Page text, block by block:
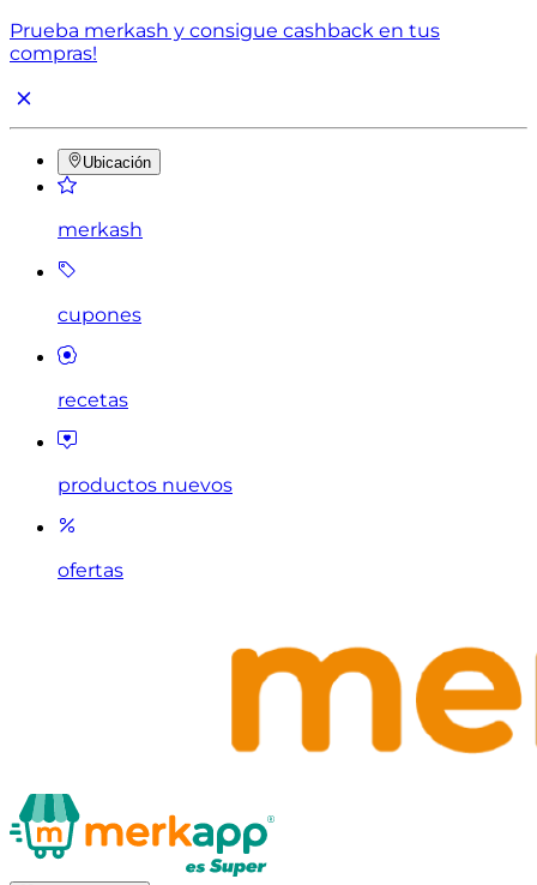
Prueba merkash y consigue cashback en tus
compras!
Ubicación
merkash
cupones
recetas
productos nuevos
ofertas